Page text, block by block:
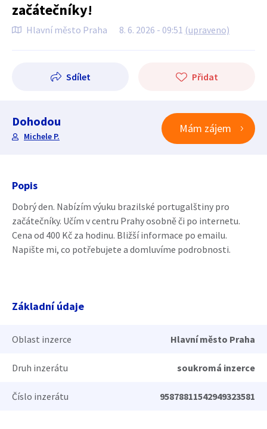
začátečníky!
Hlavní město Praha 8. 6. 2026 - 09:51 (upraveno)
Sdílet Přidat
Dohodou
Michele P.
Mám zájem
Popis
Dobrý den. Nabízím výuku brazilské portugalštiny pro
začátečníky. Učím v centru Prahy osobně či po internetu.
Cena od 400 Kč za hodinu. Bližší informace po emailu.
Napište mi, co potřebujete a domluvíme podrobnosti.
Základní údaje
Oblast inzerce Hlavní město Praha
Druh inzerátu soukromá inzerce
Číslo inzerátu 95878811542949323581